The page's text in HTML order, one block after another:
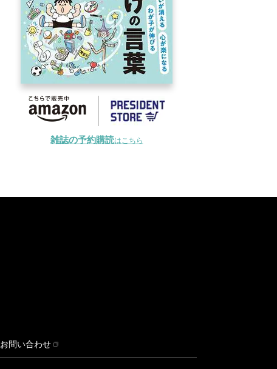
雑誌の予約購読はこちら
お問い合わせ